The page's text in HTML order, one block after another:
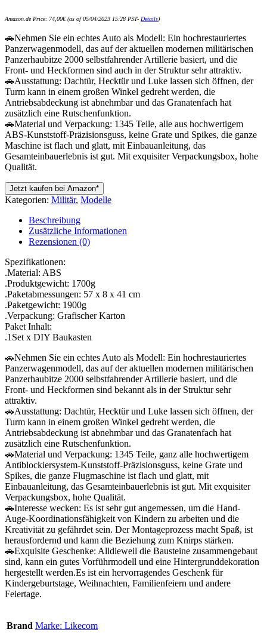
Amazon.de Price: 74,00€(as of 05/04/2023 15:28 PST- Details)
🚗Nehmen Sie ein echtes Auto als Modell: Ein hochrestauriertes
Panzerwagenmodell, das auf der aktuellen modernen militärischen
Panzerhaubitze 2000 selbstfahrender Artillerie basiert, und die
Front- und Heckformen sind auch in der Struktur sehr attraktiv.
🚗Ausstattung: Dachtür, Hecktür und Luke lassen sich öffnen, der
Turm kann in einem großen Winkel gedreht werden, die
Antriebsabdeckung ist abnehmbar und das Granatenfach hat
zusätzlich eine Rutschenfunktion.
🚗Material und Verpackung: 1345 Teile, alle aus hochwertigem
ABS-Kunststoff-Präzisionsguss, keine Grate und Spikes, die ganze
Maschine ist flach und glatt, mit Einbauanleitung, das
Gesamteinbauerlebnis ist gut. Mit exquisiter Verpackungsbox, hohe
Qualität.
Jetzt kaufen bei Amazon*
Kategorien: Militär, Modelle
Beschreibung
Zusätzliche Informationen
Rezensionen (0)
Spezifikationen:
.Material: ABS
.Produktgewicht: 1700g
.Paketabmessungen: 57 x 8 x 41 cm
.Paketgewicht: 1900g
.Verpackung: Grafischer Karton
Paket Inhalt:
.1Set x DIY Baukasten
🚗Nehmen Sie ein echtes Auto als Modell: Ein hochrestauriertes
Panzerwagenmodell, das auf der aktuellen modernen militärischen
Panzerhaubitze 2000 selbstfahrender Artillerie basiert, und die
Front- und Heckformen sind bekannt als in der Struktur sehr
attraktiv.
🚗Ausstattung: Dachtür, Hecktür und Luke lassen sich öffnen, der
Turm kann in einem großen Winkel gedreht werden, die
Antriebsabdeckung ist abnehmbar und das Granatenfach hat
zusätzlich eine Rutschenfunktion.
🚗Material und Verpackung: 1345 Teile, ganz alle hochwertigem
Antiblockiersystem-Kunststoff-Präzisionsguss, keine Grate und
Spikes, die ganze Flugmaschine ist flach und glatt, mit
Einbauanleitung, das Gesamteinbauerlebnis ist gut. Mit exquisiter
Verpackungsbox, hohe Qualität.
🚗Interesse wecken: Es ist sehr gut angemessen, um die Hand-
Auge-Koordinationsfähigkeit von Kindern zu arbeiten und die
Kreativität zu gefährdet sein. Der Montageprozess macht Spaß, ist
herausfordernd und kann die Beziehung zum Knirps stärken.
🚗Exquisite Geschenke: Alldieweil die Bausteine zusammengebaut
sind, kann ein gutes Vorführmodell und eine Hintergrunddekoration
hergestellt werden.Es ist ein hervorragendes Geschenk für
Kindergeburtstage, Weihnachten, Familienfeiern und andere
Feiertage.
Brand Marke: Likecom